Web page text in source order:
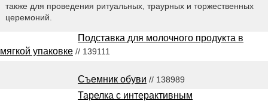
также для проведения ритуальных, траурных и торжественных
церемоний.
Подставка для молочного продукта в
мягкой упаковке // 139111
Съемник обуви // 138989
Тарелка с интерактивным